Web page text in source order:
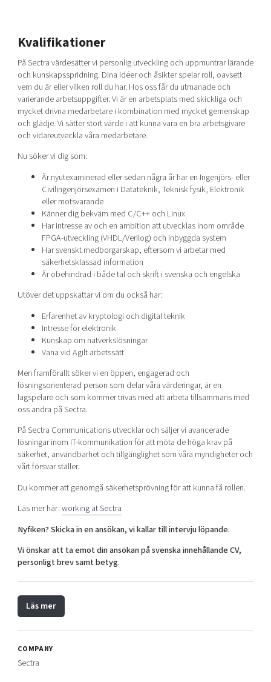
Kvalifikationer
På Sectra värdesätter vi personlig utveckling och uppmuntrar lärande
och kunskapsspridning. Dina idéer och åsikter spelar roll, oavsett
vem du är eller vilken roll du har. Hos oss får du utmanade och
varierande arbetsuppgifter. Vi är en arbetsplats med skickliga och
mycket drivna medarbetare i kombination med mycket gemenskap
och glädje. Vi sätter stort värde i att kunna vara en bra arbetsgivare
och vidareutveckla våra medarbetare.
Nu söker vi dig som:
Är nyutexaminerad eller sedan några år har en Ingenjörs- eller
Civilingenjörsexamen i Datateknik, Teknisk fysik, Elektronik
eller motsvarande
Känner dig bekväm med C/C++ och Linux
Har intresse av och en ambition att utvecklas inom område
FPGA-utveckling (VHDL/Verilog) och inbyggda system
Har svenskt medborgarskap, eftersom vi arbetar med
säkerhetsklassad information
Är obehindrad i både tal och skrift i svenska och engelska
Utöver det uppskattar vi om du också har:
Erfarenhet av kryptologi och digital teknik
Intresse för elektronik
Kunskap om nätverkslösningar
Vana vid Agilt arbetssätt
Men framförallt söker vi en öppen, engagerad och
lösningsorienterad person som delar våra värderingar, är en
lagspelare och som kommer trivas med att arbeta tillsammans med
oss andra på Sectra.
På Sectra Communications utvecklar och säljer vi avancerade
lösningar inom IT-kommunikation för att möta de höga krav på
säkerhet, användbarhet och tillgänglighet som våra myndigheter och
vårt försvar ställer.
Du kommer att genomgå säkerhetsprövning för att kunna få rollen.
Läs mer här:working at Sectra
Nyfiken? Skicka in en ansökan, vi kallar till intervju löpande.
Vi önskar att ta emot din ansökan på svenska innehållande CV,
personligt brev samt betyg.
Läs mer
COMPANY
Sectra